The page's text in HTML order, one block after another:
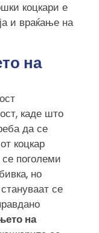
коцкари е
и враќање на
на
каде што
да се
коцкар
поголеми
но
се
на